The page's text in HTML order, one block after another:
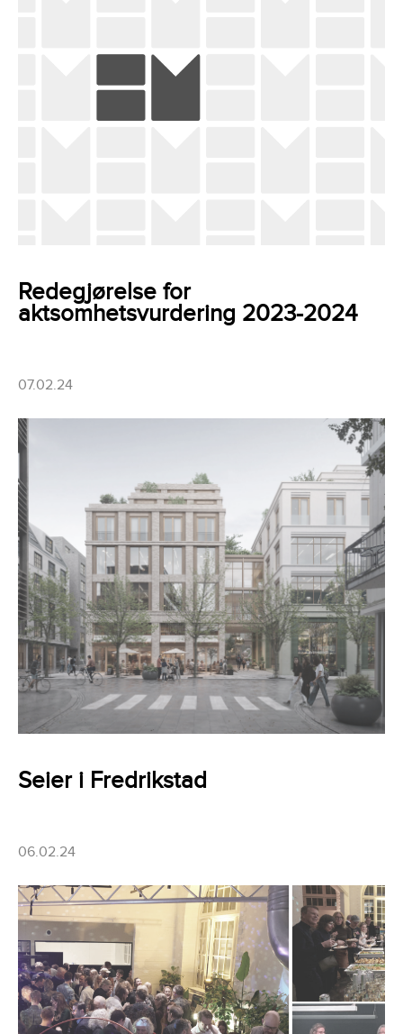
Redegjørelse for
aktsomhetsvurdering 2023-2024
07.02.24
Seier i Fredrikstad
06.02.24